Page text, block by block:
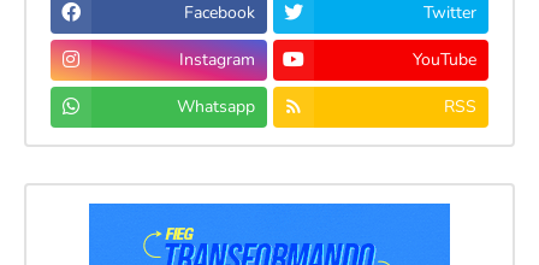
Facebook Twitter
Instagram YouTube
Whatsapp RSS